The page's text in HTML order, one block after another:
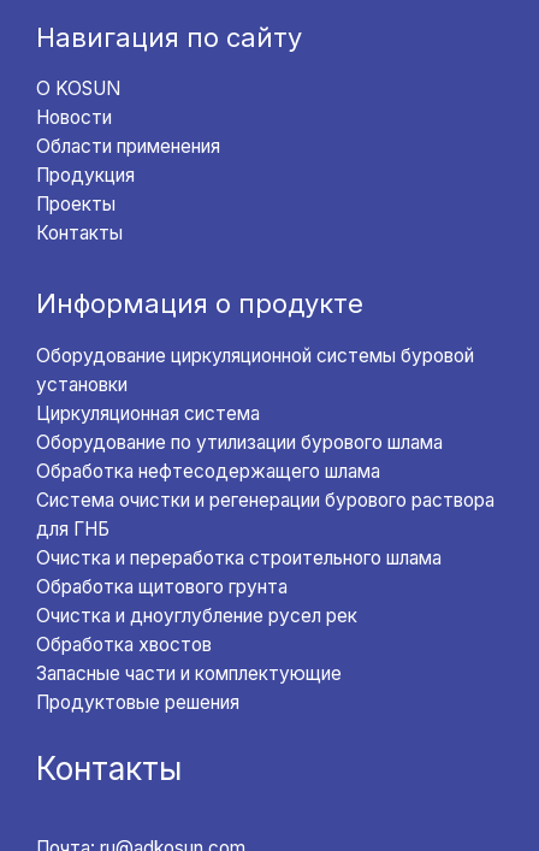
Навигация по сайту
О KOSUN
Новости
Области применения
Продукция
Проекты
Контакты
Информация о продукте
Оборудование циркуляционной системы буровой
установки
Циркуляционная система
Оборудование по утилизации бурового шлама
Обработка нефтесодержащего шлама
Система очистки и регенерации бурового раствора
для ГНБ
Очистка и переработка строительного шлама
Обработка щитового грунта
Очистка и дноуглубление русел рек
Обработка хвостов
Запасные части и комплектующие
Продуктовые решения
Контакты